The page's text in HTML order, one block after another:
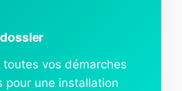
vos démarches
pour une installation